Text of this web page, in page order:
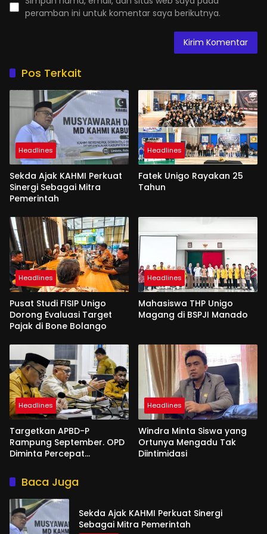
peramban ini untuk komentar saya berikutnya.
Pos Terkait
Headlines
Sekda Ajak KAHMI Perkuat
Sinergi Sebagai Mitra
Pemerintah
Headlines
Fatek Unigo Rayakan 25
Tahun
Headlines
Pusat Studi FISIP Unigo
Dorong Evaluasi Target
Pajak di Bone Bolango
Headlines
Mahasiswa THP Unigo
Magang di BSPJI Manado
Headlines
Targetkan APBD-P
Rampung September. OPD
Diminta Percepat
Headlines
Windra Minta Siswa yang
Ortunya Mengadu Tak
Diintimidasi
Baca Juga
Sekda Ajak KAHMI Perkuat Sinergi
Sebagai Mitra Pemerintah